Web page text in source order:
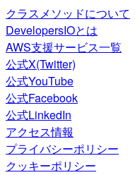
クラスメソッドについて
DevelopersIOとは
AWS支援サービス一覧
公式X(Twitter)
公式YouTube
公式Facebook
公式LinkedIn
アクセス情報
プライバシーポリシー
クッキーポリシー